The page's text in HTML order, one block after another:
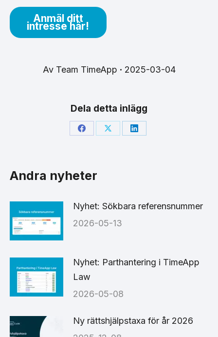
Anmäl ditt
intresse här!
Av Team TimeApp 2025-03-04
Dela detta inlägg
Share Share Share
Andra nyheter
Nyhet: Sökbara referensnummer
2026-05-13
Nyhet: Parthantering i TimeApp
Law
2026-05-08
Ny rättshjälpstaxa för år 2026